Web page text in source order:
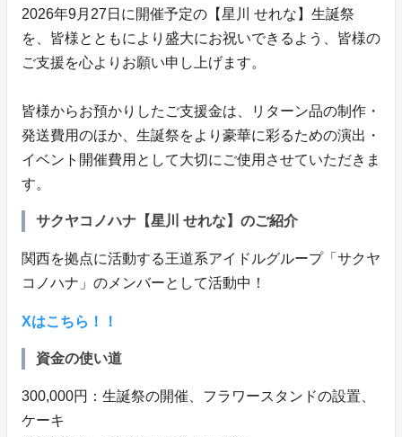
2026年9月27日に開催予定の【星川 せれな】生誕祭
を、皆様とともにより盛大にお祝いできるよう、皆様の
ご支援を心よりお願い申し上げます。
皆様からお預かりしたご支援金は、リターン品の制作・
発送費用のほか、生誕祭をより豪華に彩るための演出・
イベント開催費用として大切にご使用させていただきま
す。
サクヤコノハナ【星川 せれな】のご紹介
関西を拠点に活動する王道系アイドルグループ「サクヤ
コノハナ」のメンバーとして活動中！
Xはこちら！！
資金の使い道
300,000円：生誕祭の開催、フラワースタンドの設置、
ケーキ